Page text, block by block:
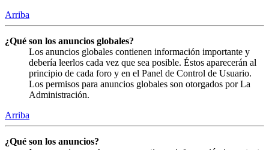
Arriba
¿Qué son los anuncios globales?
Los anuncios globales contienen información importante y
debería leerlos cada vez que sea posible. Éstos aparecerán al
principio de cada foro y en el Panel de Control de Usuario.
Los permisos para anuncios globales son otorgados por La
Administración.
Arriba
¿Qué son los anuncios?